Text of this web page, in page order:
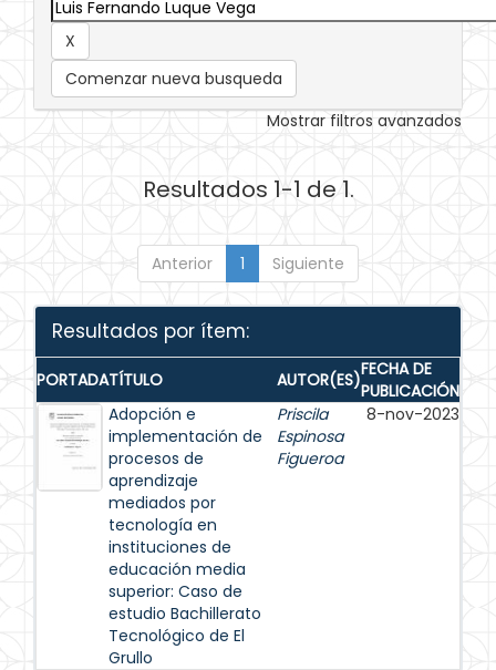
Comenzar nueva busqueda
Mostrar filtros avanzados
Resultados 1-1 de 1.
Anterior 1 Siguiente
Resultados por ítem:
PORTADATÍTULO AUTOR(ES)FECHA DE
PUBLICACIÓN
Adopción e
implementación de
procesos de
aprendizaje
mediados por
tecnología en
instituciones de
educación media
superior: Caso de
estudio Bachillerato
Tecnológico de El
Grullo
Priscila
Espinosa
Figueroa
8-nov-2023